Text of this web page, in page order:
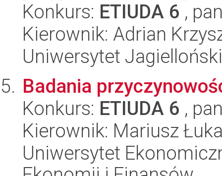
Konkurs: ETIUDA 6 ,
Kierownik: Adrian
Uniwersytet
Badania
Konkurs: ETIUDA 6 ,
Kierownik: Mariusz
Uniwersytet